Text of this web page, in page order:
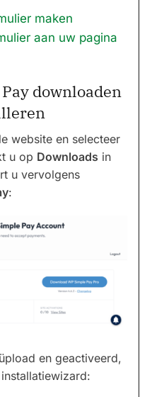
maken
aan uw pagina
downloaden
website en selecteer
u op Downloads in
u vervolgens
:
en geactiveerd,